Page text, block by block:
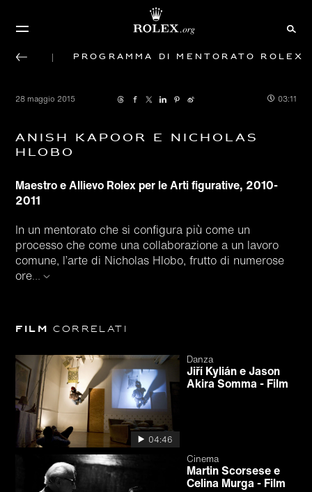
Programma di mentorato Rolex
28 maggio 2015 03:11
Anish Kapoor e Nicholas
Hlobo
Maestro e Allievo Rolex per le Arti figurative, 2010-
2011
In un mentorato che si configura più come un
processo che come una collaborazione a un lavoro
comune, l’arte di Nicholas Hlobo, frutto di numerose
ore...
Film correlati
04:46
Danza
Jiří Kylián e Jason
Akira Somma - Film
Cinema
Martin Scorsese e
Celina Murga - Film